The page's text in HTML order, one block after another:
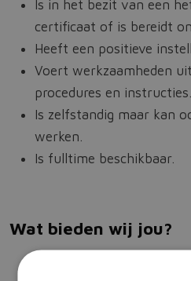
Is in het bezit van een
certificaat of is bereidt
Heeft een positieve
Voert werkzaamheden
procedures en instructies.
Is zelfstandig maar kan
werken.
Is fulltime beschikbaar.
Wat bieden wij jou?